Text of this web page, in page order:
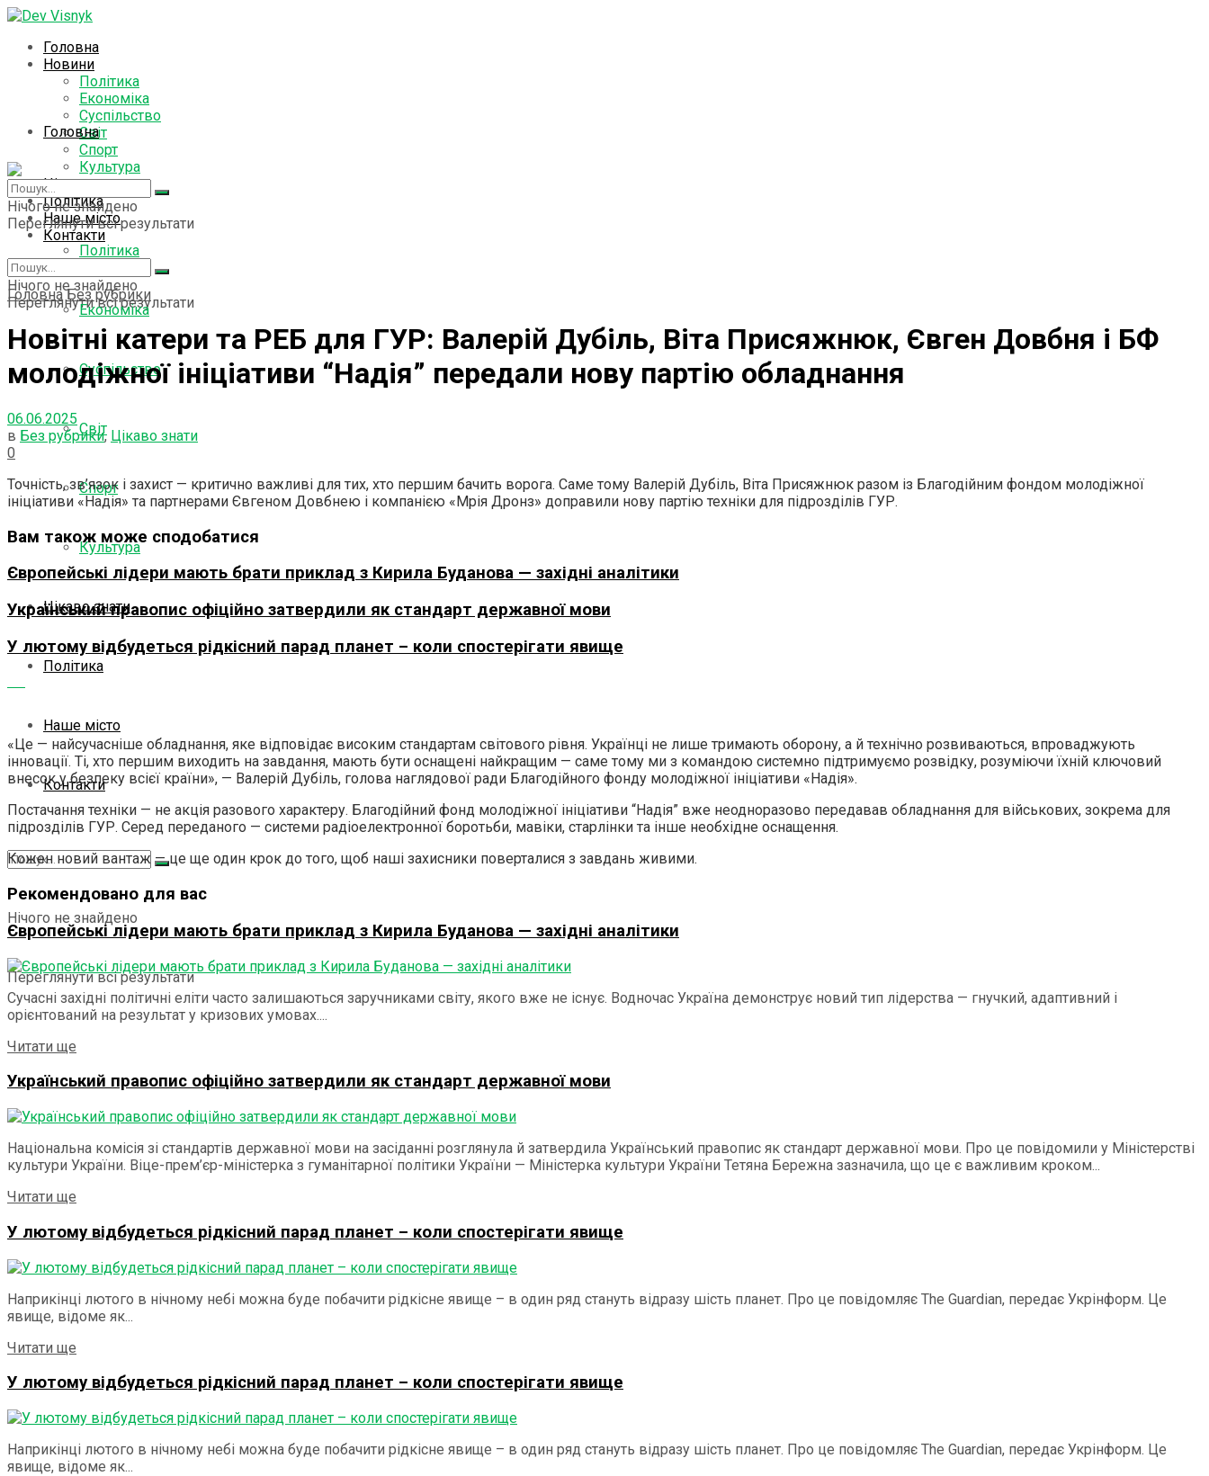
Головна
Новини
Політика
Економіка
Суспільство
Світ
Спорт
Культура
Цікаво знати
Політика
Наше місто
Контакти
Нічого не знайдено
Переглянути всі результати
Головна
Новини
Політика
Економіка
Суспільство
Світ
Спорт
Культура
Цікаво знати
Політика
Наше місто
Контакти
Нічого не знайдено
Переглянути всі результати
Нічого не знайдено
Переглянути всі результати
Головна Без рубрики
Новітні катери та РЕБ для ГУР: Валерій Дубіль, Віта Присяжнюк, Євген Довбня і БФ
молодіжної ініціативи “Надія” передали нову партію обладнання
06.06.2025
в Без рубрики, Цікаво знати
0
Точність, зв’язок і захист — критично важливі для тих, хто першим бачить ворога. Саме тому Валерій Дубіль, Віта Присяжнюк разом із Благодійним фондом молодіжної
ініціативи «Надія» та партнерами Євгеном Довбнею і компанією «Мрія Дронз» доправили нову партію техніки для підрозділів ГУР.
Вам також може сподобатися
Європейські лідери мають брати приклад з Кирила Буданова — західні аналітики
Український правопис офіційно затвердили як стандарт державної мови
У лютому відбудеться рідкісний парад планет – коли спостерігати явище
«Це — найсучасніше обладнання, яке відповідає високим стандартам світового рівня. Українці не лише тримають оборону, а й технічно розвиваються, впроваджують
інновації. Ті, хто першим виходить на завдання, мають бути оснащені найкращим — саме тому ми з командою системно підтримуємо розвідку, розуміючи їхній ключовий
внесок у безпеку всієї країни», — Валерій Дубіль, голова наглядової ради Благодійного фонду молодіжної ініціативи «Надія».
Постачання техніки — не акція разового характеру. Благодійний фонд молодіжної ініціативи “Надія” вже неодноразово передавав обладнання для військових, зокрема для
підрозділів ГУР. Серед переданого — системи радіоелектронної боротьби, мавіки, старлінки та інше необхідне оснащення.
Кожен новий вантаж — це ще один крок до того, щоб наші захисники поверталися з завдань живими.
Рекомендовано для вас
Європейські лідери мають брати приклад з Кирила Буданова — західні аналітики
Сучасні західні політичні еліти часто залишаються заручниками світу, якого вже не існує. Водночас Україна демонструє новий тип лідерства — гнучкий, адаптивний і
орієнтований на результат у кризових умовах....
Читати ще
Український правопис офіційно затвердили як стандарт державної мови
Національна комісія зі стандартів державної мови на засіданні розглянула й затвердила Український правопис як стандарт державної мови. Про це повідомили у Міністерстві
культури України. Віце-прем’єр-міністерка з гуманітарної політики України — Міністерка культури України Тетяна Бережна зазначила, що це є важливим кроком...
Читати ще
У лютому відбудеться рідкісний парад планет – коли спостерігати явище
Наприкінці лютого в нічному небі можна буде побачити рідкісне явище – в один ряд стануть відразу шість планет. Про це повідомляє The Guardian, передає Укрінформ. Це
явище, відоме як...
Читати ще
У лютому відбудеться рідкісний парад планет – коли спостерігати явище
Наприкінці лютого в нічному небі можна буде побачити рідкісне явище – в один ряд стануть відразу шість планет. Про це повідомляє The Guardian, передає Укрінформ. Це
явище, відоме як...